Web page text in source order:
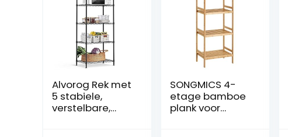
Alvorog Rek met
5 stabiele,
verstelbare,
SONGMICS 4-
etage bamboe
plank voor